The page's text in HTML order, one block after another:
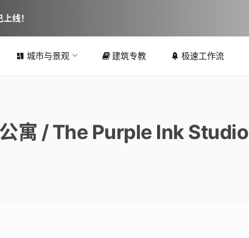
城市与景观 建筑专教 极速工作流
寓 / The Purple Ink Studio
线！